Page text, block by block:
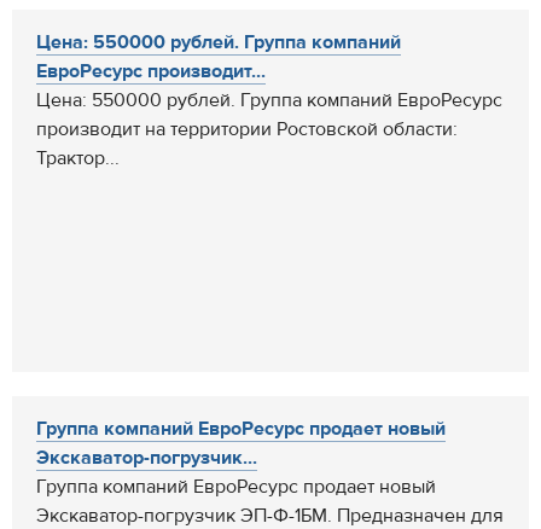
Цена: 550000 рублей. Группа компаний
ЕвроРесурс производит...
Цена: 550000 рублей. Группа компаний ЕвроРесурс
производит на территории Ростовской области:
Трактор...
Группа компаний ЕвроРесурс продает новый
Экскаватор-погрузчик...
Группа компаний ЕвроРесурс продает новый
Экскаватор-погрузчик ЭП-Ф-1БМ. Предназначен для